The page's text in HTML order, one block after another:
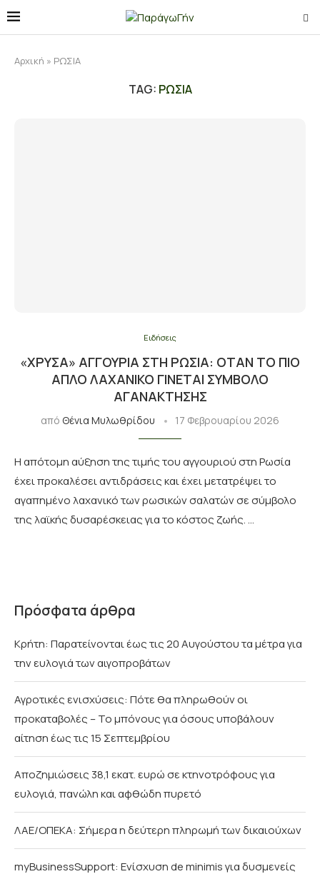
Αρχική » ΡΩΣΙΑ
TAG: ΡΩΣΙΑ
Ειδήσεις
«ΧΡΥΣΆ» ΑΓΓΟΎΡΙΑ ΣΤΗ ΡΩΣΊΑ: ΟΤΑΝ ΤΟ ΠΙΟ
ΑΠΛΌ ΛΑΧΑΝΙΚΌ ΓΊΝΕΤΑΙ ΣΎΜΒΟΛΟ
ΑΓΑΝΆΚΤΗΣΗΣ
από Θένια Μυλωθρίδου 17 Φεβρουαρίου 2026
Η απότομη αύξηση της τιμής του αγγουριού στη Ρωσία
έχει προκαλέσει αντιδράσεις και έχει μετατρέψει το
αγαπημένο λαχανικό των ρωσικών σαλατών σε σύμβολο
της λαϊκής δυσαρέσκειας για το κόστος ζωής. …
Πρόσφατα άρθρα
Κρήτη: Παρατείνονται έως τις 20 Αυγούστου τα μέτρα για
την ευλογιά των αιγοπροβάτων
Αγροτικές ενισχύσεις: Πότε θα πληρωθούν οι
προκαταβολές – Το μπόνους για όσους υποβάλουν
αίτηση έως τις 15 Σεπτεμβρίου
Αποζημιώσεις 38,1 εκατ. ευρώ σε κτηνοτρόφους για
ευλογιά, πανώλη και αφθώδη πυρετό
ΛΑΕ/ΟΠΕΚΑ: Σήμερα η δεύτερη πληρωμή των δικαιούχων
myBusinessSupport: Ενίσχυση de minimis για δυσμενείς